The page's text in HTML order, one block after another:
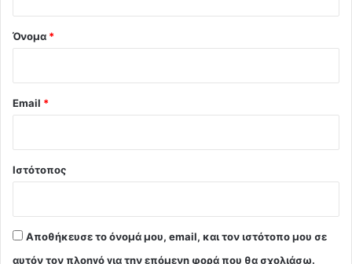
Όνομα *
Email *
Ιστότοπος
Αποθήκευσε το όνομά μου, email, και τον ιστότοπο μου σε
αυτόν τον πλοηγό για την επόμενη φορά που θα σχολιάσω.